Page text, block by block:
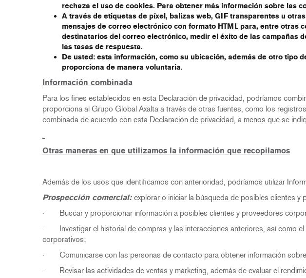
rechaza el uso de cookies. Para obtener más información sobre las
A través de etiquetas de píxel, balizas web, GIF transparentes u
mensajes de correo electrónico con formato HTML para, entre otras
destinatarios del correo electrónico, medir el éxito de las campañas
las tasas de respuesta.
De usted: esta información, como su ubicación, además de otro tipo
proporciona de manera voluntaria.
Información combinada
Para los fines establecidos en esta Declaración de privacidad, podríamos
proporciona al Grupo Global Axalta a través de otras fuentes, como los
combinada de acuerdo con esta Declaración de privacidad, a menos que se
Otras maneras en que utilizamos la información que recopilamos
Además de los usos que identificamos con anterioridad, podríamos utilizar
Prospección comercial: explorar o iniciar la búsqueda de posibles clientes y
· Buscar y proporcionar información a posibles clientes y proveedores
· Investigar el historial de compras y las interacciones anteriores, así como
corporativos;
· Comunicarse con las personas de contacto para obtener información
· Revisar las actividades de ventas y marketing, además de evaluar el